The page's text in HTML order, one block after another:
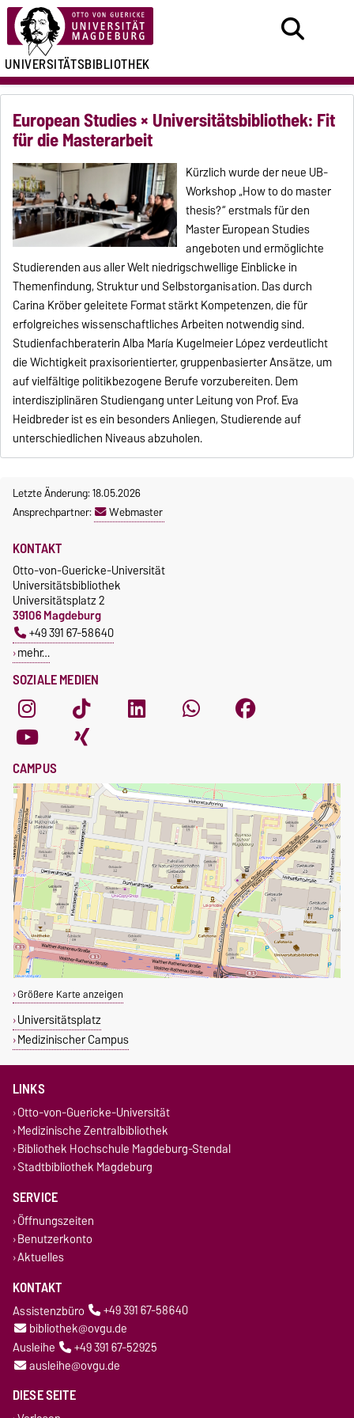
UNIVERSITÄTSBIBLIOTHEK
European Studies × Universitätsbibliothek: Fit
für die Masterarbeit
Kürzlich wurde der neue UB-
Workshop „How to do master
thesis?“ erstmals für den
Master European Studies
angeboten und ermöglichte
Studierenden aus aller Welt niedrigschwellige Einblicke in
Themenfindung, Struktur und Selbstorganisation. Das durch
Carina Kröber geleitete Format stärkt Kompetenzen, die für
erfolgreiches wissenschaftliches Arbeiten notwendig sind.
Studienfachberaterin Alba María Kugelmeier López verdeutlicht
die Wichtigkeit praxisorientierter, gruppenbasierter Ansätze, um
auf vielfältige politikbezogene Berufe vorzubereiten. Dem
interdisziplinären Studiengang unter Leitung von Prof. Eva
Heidbreder ist es ein besonders Anliegen, Studierende auf
unterschiedlichen Niveaus abzuholen.
Letzte Änderung: 18.05.2026
Ansprechpartner:
Webmaster
SOZIALE MEDIEN
KONTAKT
Otto-von-Guericke-Universität
Universitätsbibliothek
Universitätsplatz 2
39106 Magdeburg
+49 391 67-58640
mehr…
CAMPUS
Größere Karte anzeigen
Universitätsplatz
Medizinischer Campus
LINKS
Otto-von-Guericke-Universität
Medizinische Zentralbibliothek
Bibliothek Hochschule Magdeburg-Stendal
Stadtbibliothek Magdeburg
SERVICE
Öffnungszeiten
Benutzerkonto
Aktuelles
KONTAKT
Assistenzbüro
+49 391 67-58640
bibliothek@ovgu.de
Ausleihe
+49 391 67-52925
ausleihe@ovgu.de
DIESE SEITE